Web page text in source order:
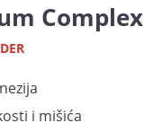
i mišića